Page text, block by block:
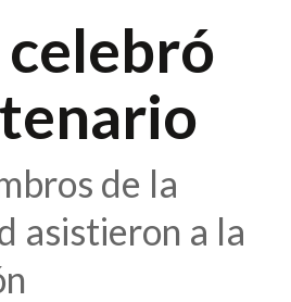
celebró
de la
asistieron a la